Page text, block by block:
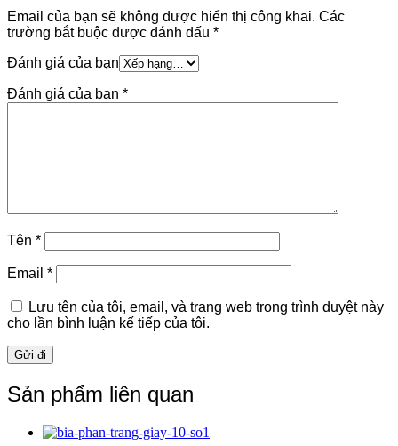
Email của bạn sẽ không được hiển thị công khai. Các
trường bắt buộc được đánh dấu *
Đánh giá của bạn
Đánh giá của bạn *
Tên *
Email *
Lưu tên của tôi, email, và trang web trong trình duyệt này
cho lần bình luận kế tiếp của tôi.
Sản phẩm liên quan